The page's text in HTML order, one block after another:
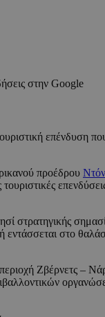
στην Google
επένδυση
προέδρου
στρατηγικής
στο
Ζβέρνετς –